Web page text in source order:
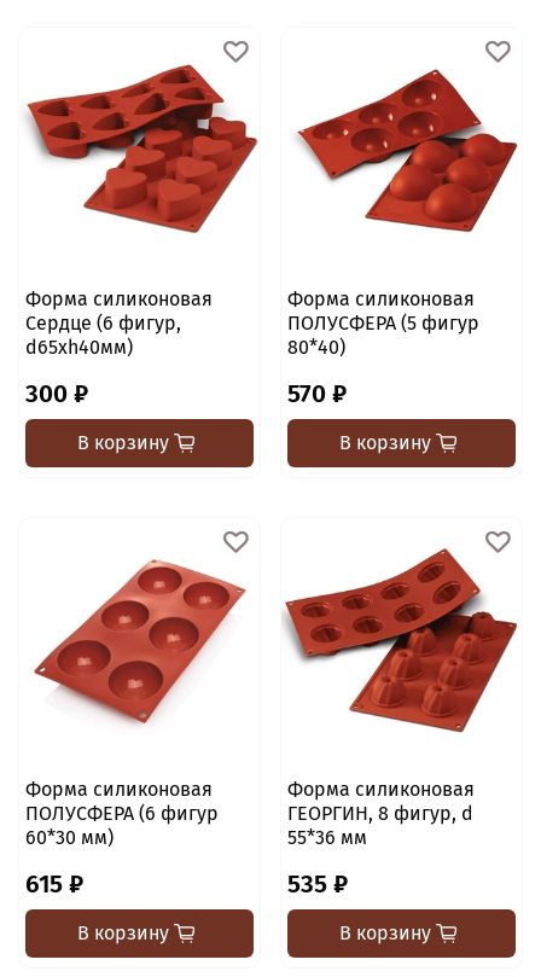
Форма силиконовая
Сердце (6 фигур,
d65хh40мм)
300 ₽
В корзину
Форма силиконовая
ПОЛУСФЕРА (5 фигур
80*40)
570 ₽
В корзину
Форма силиконовая
ПОЛУСФЕРА (6 фигур
60*30 мм)
615 ₽
В корзину
Форма силиконовая
ГЕОРГИН, 8 фигур, d
55*36 мм
535 ₽
В корзину